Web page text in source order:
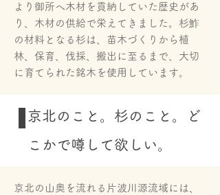
より御所へ木材を貢納していた歴史があ
り、木材の供給で栄えてきました。杉鮓
の材料となる杉は、苗木づくりから植
林、保育、伐採、搬出に至るまで、大切
に育てられた銘木を使用しています。
京北のこと。杉のこと。ど
こかで噂して欲しい。
京北の山奥を流れる片波川源流域には、